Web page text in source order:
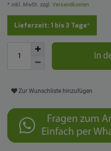
* inkl. MwSt. zzgl. Versandkosten
Lieferzeit: 1 bis 3 Tage*
In
Zur Wunschliste hinzufügen